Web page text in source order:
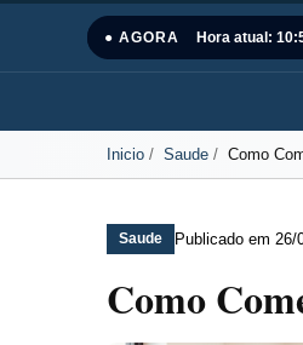
● AGORA Hora atual:
Inicio Saude Como
Saude Publicado em 26/
Como